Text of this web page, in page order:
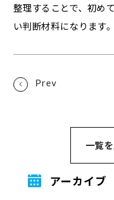
整理することで、初め
い判断材料になります。
一覧
アーカイブ